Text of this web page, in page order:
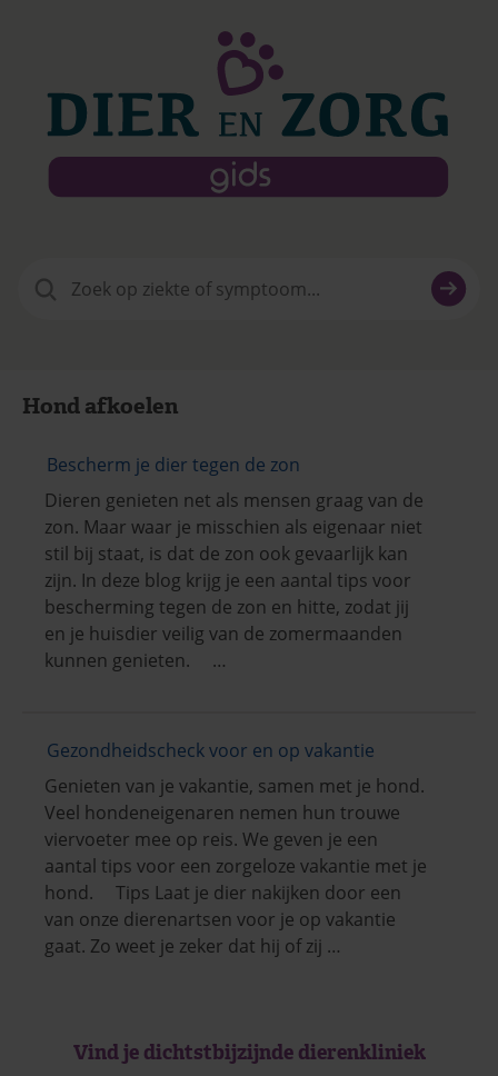
naar:
Hond afkoelen
Bescherm je dier tegen de zon
Dieren genieten net als mensen graag van de
zon. Maar waar je misschien als eigenaar niet
stil bij staat, is dat de zon ook gevaarlijk kan
zijn. In deze blog krijg je een aantal tips voor
bescherming tegen de zon en hitte, zodat jij
en je huisdier veilig van de zomermaanden
kunnen genieten. …
Gezondheidscheck voor en op vakantie
Genieten van je vakantie, samen met je hond.
Veel hondeneigenaren nemen hun trouwe
viervoeter mee op reis. We geven je een
aantal tips voor een zorgeloze vakantie met je
hond. Tips Laat je dier nakijken door een
van onze dierenartsen voor je op vakantie
gaat. Zo weet je zeker dat hij of zij …
Vind je dichtstbijzijnde dierenkliniek